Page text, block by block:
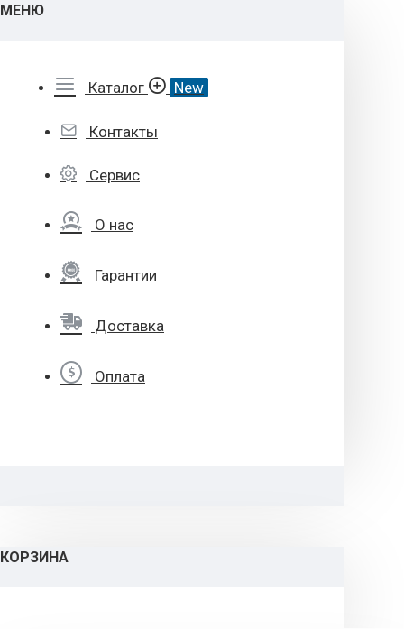
МЕНЮ
Каталог New
Контакты
Сервис
О нас
Гарантии
Доставка
Оплата
КОРЗИНА